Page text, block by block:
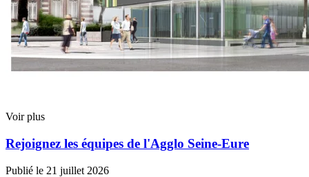
Voir plus
Rejoignez les équipes de l'Agglo Seine-Eure
Publié le 21 juillet 2026